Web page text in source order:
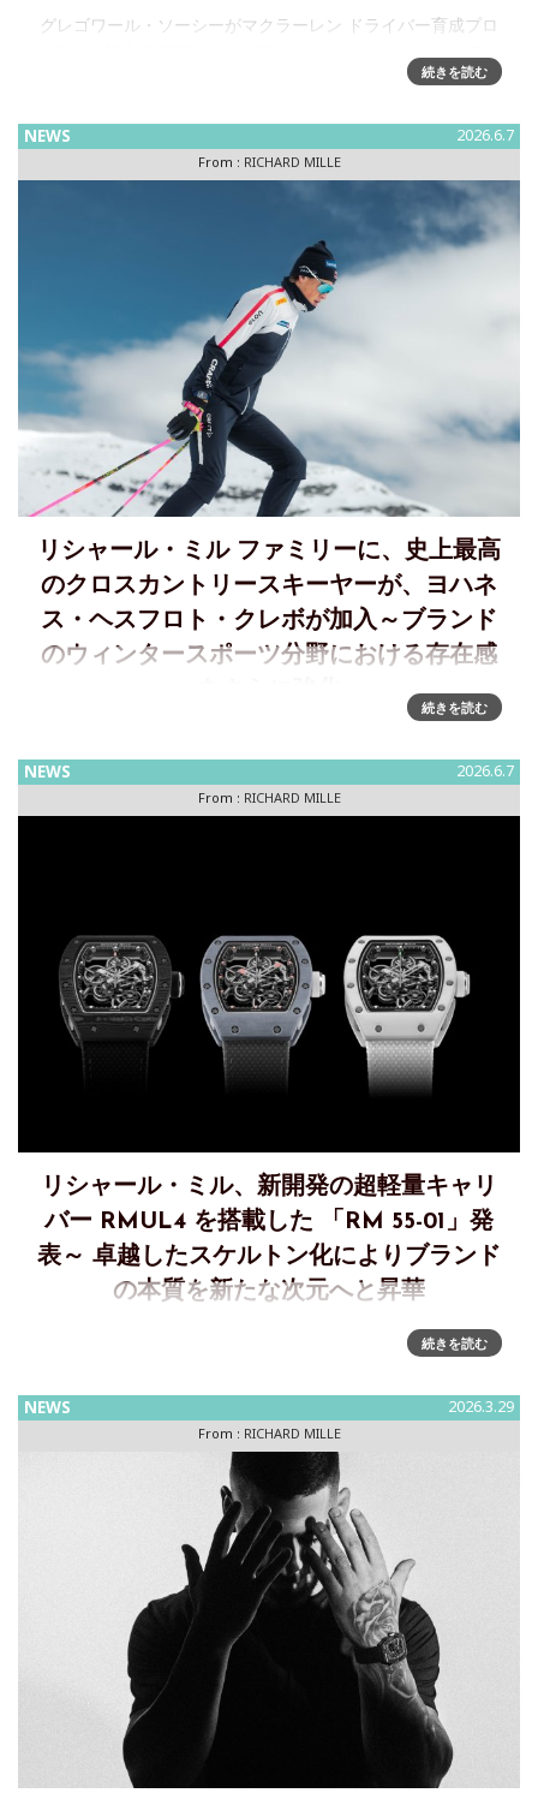
グレゴワール・ソーシーがマクラーレン ドライバー育成プロ
ミリーの一員となりました。リシャール・ミル共同設立者の
に、世
続きを読む
NEWS 2026.6.7
From : RICHARD MILLE
リシャール・ミル ファミリーに、史上最高
のクロスカントリースキーヤーが、ヨハネ
ス・ヘスフロト・クレボが加入～ブランド
のウィンタースポーツ分野における存在感
高のクロスカントリースキーヤーとともに雪上へ冬季オリン
ピック史上、最も成功したオリンピアンであるヨハネス・ヘ
スフロト・クレボが、リシャール・ミル ファミリーに加わ
続きを読む
NEWS 2026.6.7
From : RICHARD MILLE
リシャール・ミル、新開発の超軽量キャリ
バー RMUL4 を搭載した 「RM 55-01」発
表～ 卓越したスケルトン化によりブランド
の本質を新たな次元へと昇華
RM 55-01 マニュアル ～ 無重力へのオマージュ • 5g未満の新
しい超軽量スケルトン手巻きキャリバー• 極限まで研ぎ澄まさ
続きを読む
NEWS 2026.3.29
From : RICHARD MILLE